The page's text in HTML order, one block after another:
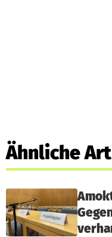
Ähnliche